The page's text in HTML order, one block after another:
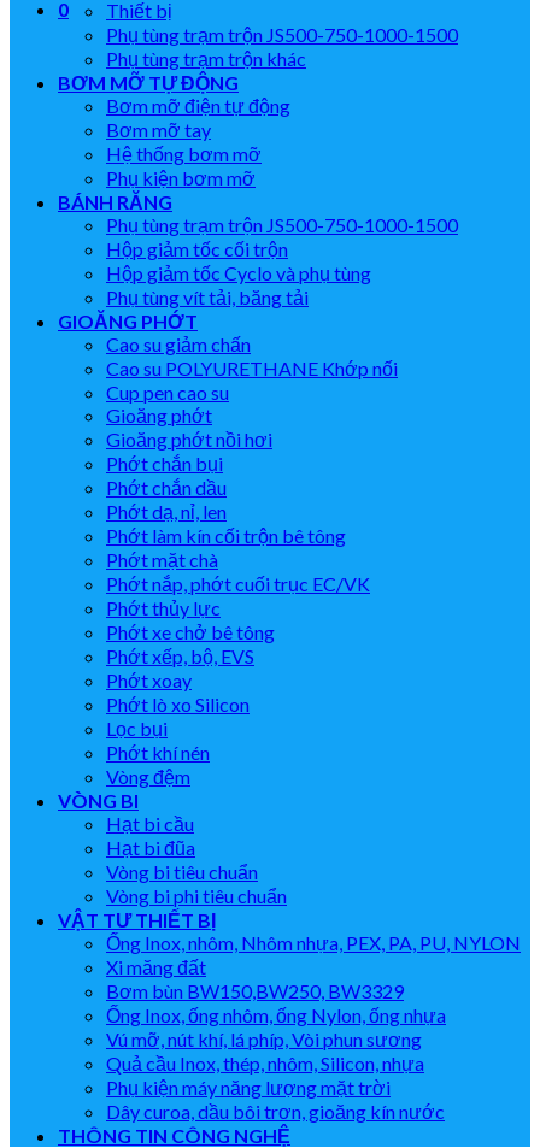
0
Thiết bị
Phụ tùng trạm trộn JS500-750-1000-1500
Phụ tùng trạm trộn khác
BƠM MỠ TỰ ĐỘNG
Bơm mỡ điện tự động
Bơm mỡ tay
Hệ thống bơm mỡ
Phụ kiện bơm mỡ
BÁNH RĂNG
Phụ tùng trạm trộn JS500-750-1000-1500
Hộp giảm tốc cối trộn
Hộp giảm tốc Cyclo và phụ tùng
Phụ tùng vít tải, băng tải
GIOĂNG PHỚT
Cao su giảm chấn
Cao su POLYURETHANE Khớp nối
Cup pen cao su
Gioăng phớt
Gioăng phớt nồi hơi
Phớt chắn bụi
Phớt chắn dầu
Phớt dạ, nỉ, len
Phớt làm kín cối trộn bê tông
Phớt mặt chà
Phớt nắp, phớt cuối trục EC/VK
Phớt thủy lực
Phớt xe chở bê tông
Phớt xếp, bộ, EVS
Phớt xoay
Phớt lò xo Silicon
Lọc bụi
Phớt khí nén
Vòng đệm
VÒNG BI
Hạt bi cầu
Hạt bi đũa
Vòng bi tiêu chuẩn
Vòng bi phi tiêu chuẩn
VẬT TƯ THIẾT BỊ
Ống Inox, nhôm, Nhôm nhựa, PEX, PA, PU, NYLON
Xi măng đất
Bơm bùn BW150,BW250, BW3329
Ống Inox, ống nhôm, ống Nylon, ống nhựa
Vú mỡ, nút khí, lá phíp, Vòi phun sương
Quả cầu Inox, thép, nhôm, Silicon, nhựa
Phụ kiện máy năng lượng mặt trời
Dây curoa, dầu bôi trơn, gioăng kín nước
THÔNG TIN CÔNG NGHỆ